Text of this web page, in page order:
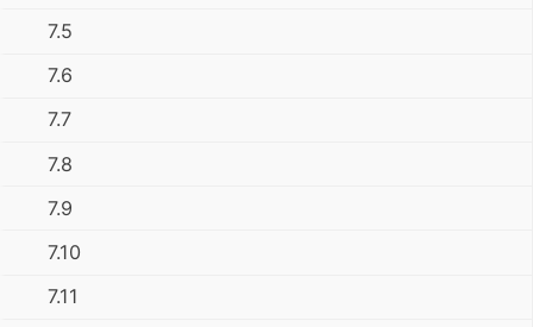
7.5
7.6
7.7
7.8
7.9
7.10
7.11